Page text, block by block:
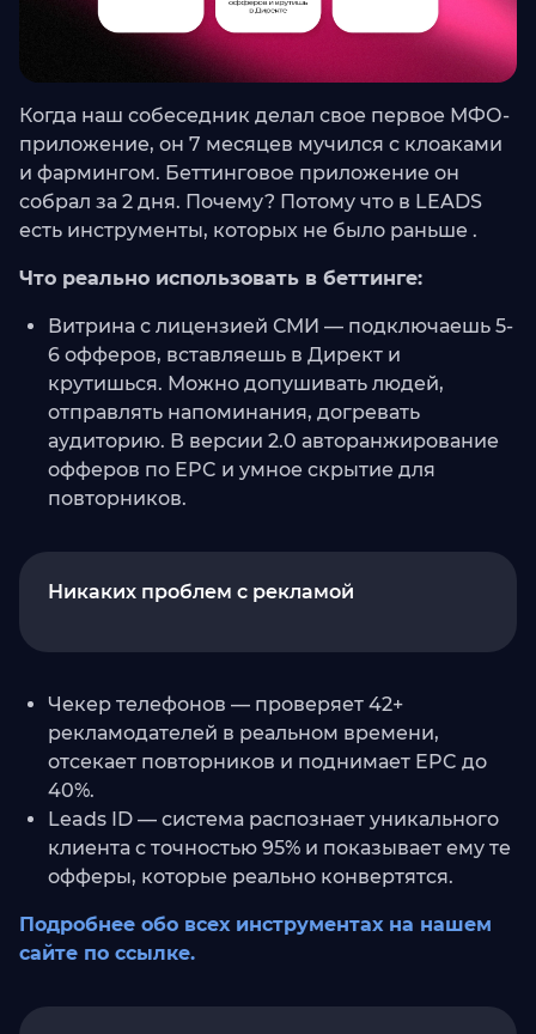
Когда наш собеседник делал свое первое МФО-
приложение, он 7 месяцев мучился с клоаками
и фармингом. Беттинговое приложение он
собрал за 2 дня. Почему? Потому что в LEADS
есть инструменты, которых не было раньше .
Что реально использовать в беттинге:
Витрина с лицензией СМИ — подключаешь 5-
6 офферов, вставляешь в Директ и
крутишься. Можно допушивать людей,
отправлять напоминания, догревать
аудиторию. В версии 2.0 авторанжирование
офферов по EPC и умное скрытие для
повторников.
Никаких проблем с рекламой
Чекер телефонов — проверяет 42+
рекламодателей в реальном времени,
отсекает повторников и поднимает EPC до
40%.
Leads ID — система распознает уникального
клиента с точностью 95% и показывает ему те
офферы, которые реально конвертятся.
Подробнее обо всех инструментах на нашем
сайте по ссылке.